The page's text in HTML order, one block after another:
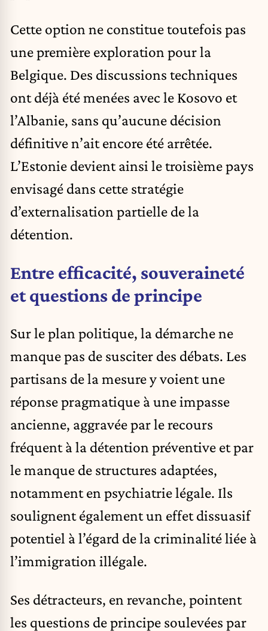
Cette option ne constitue toutefois pas
une première exploration pour la
Belgique. Des discussions techniques
ont déjà été menées avec le Kosovo et
l’Albanie, sans qu’aucune décision
définitive n’ait encore été arrêtée.
L’Estonie devient ainsi le troisième pays
envisagé dans cette stratégie
d’externalisation partielle de la
détention.
Entre efficacité, souveraineté
et questions de principe
Sur le plan politique, la démarche ne
manque pas de susciter des débats. Les
partisans de la mesure y voient une
réponse pragmatique à une impasse
ancienne, aggravée par le recours
fréquent à la détention préventive et par
le manque de structures adaptées,
notamment en psychiatrie légale. Ils
soulignent également un effet dissuasif
potentiel à l’égard de la criminalité liée à
l’immigration illégale.
Ses détracteurs, en revanche, pointent
les questions de principe soulevées par